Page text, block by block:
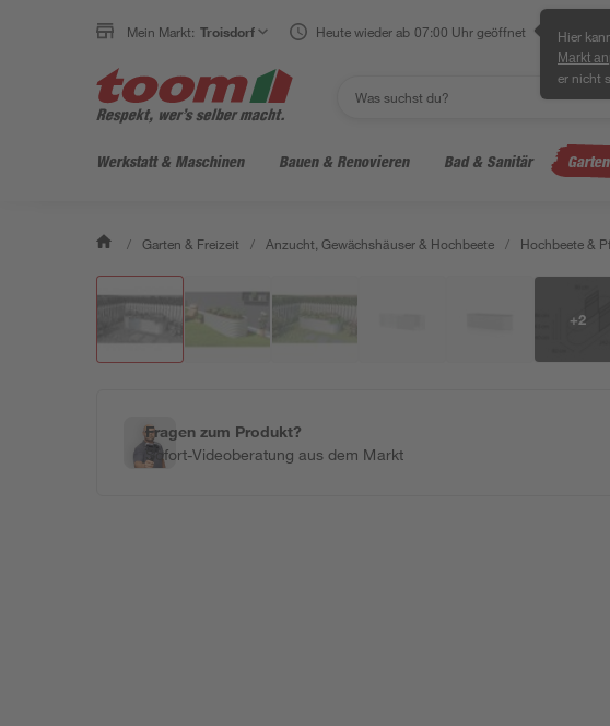
Mein Markt: Troisdorf Heute wieder ab 07:00 Uhr geöffnet Hier
Markt
er nicht
Werkstatt & Maschinen Bauen & Renovieren Bad & Sanitär
/ Garten & Freizeit / Anzucht, Gewächshäuser & Hochbeete / Hochbeete &
+2
Fragen zum Produkt?
Sofort-Videoberatung aus dem Markt